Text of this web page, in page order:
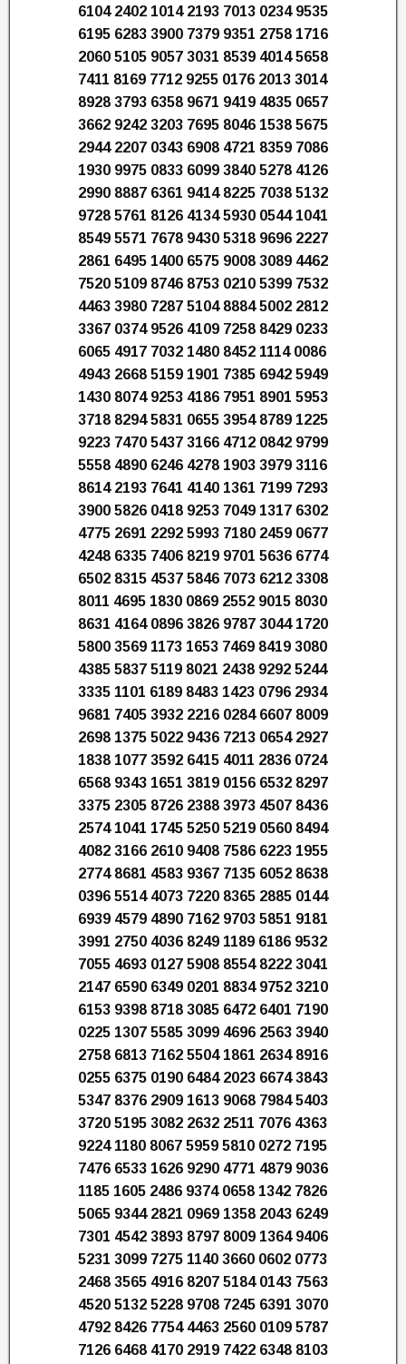
6104 2402 1014 2193 7013 0234 9535
6195 6283 3900 7379 9351 2758 1716
2060 5105 9057 3031 8539 4014 5658
7411 8169 7712 9255 0176 2013 3014
8928 3793 6358 9671 9419 4835 0657
3662 9242 3203 7695 8046 1538 5675
2944 2207 0343 6908 4721 8359 7086
1930 9975 0833 6099 3840 5278 4126
2990 8887 6361 9414 8225 7038 5132
9728 5761 8126 4134 5930 0544 1041
8549 5571 7678 9430 5318 9696 2227
2861 6495 1400 6575 9008 3089 4462
7520 5109 8746 8753 0210 5399 7532
4463 3980 7287 5104 8884 5002 2812
3367 0374 9526 4109 7258 8429 0233
6065 4917 7032 1480 8452 1114 0086
4943 2668 5159 1901 7385 6942 5949
1430 8074 9253 4186 7951 8901 5953
3718 8294 5831 0655 3954 8789 1225
9223 7470 5437 3166 4712 0842 9799
5558 4890 6246 4278 1903 3979 3116
8614 2193 7641 4140 1361 7199 7293
3900 5826 0418 9253 7049 1317 6302
4775 2691 2292 5993 7180 2459 0677
4248 6335 7406 8219 9701 5636 6774
6502 8315 4537 5846 7073 6212 3308
8011 4695 1830 0869 2552 9015 8030
8631 4164 0896 3826 9787 3044 1720
5800 3569 1173 1653 7469 8419 3080
4385 5837 5119 8021 2438 9292 5244
3335 1101 6189 8483 1423 0796 2934
9681 7405 3932 2216 0284 6607 8009
2698 1375 5022 9436 7213 0654 2927
1838 1077 3592 6415 4011 2836 0724
6568 9343 1651 3819 0156 6532 8297
3375 2305 8726 2388 3973 4507 8436
2574 1041 1745 5250 5219 0560 8494
4082 3166 2610 9408 7586 6223 1955
2774 8681 4583 9367 7135 6052 8638
0396 5514 4073 7220 8365 2885 0144
6939 4579 4890 7162 9703 5851 9181
3991 2750 4036 8249 1189 6186 9532
7055 4693 0127 5908 8554 8222 3041
2147 6590 6349 0201 8834 9752 3210
6153 9398 8718 3085 6472 6401 7190
0225 1307 5585 3099 4696 2563 3940
2758 6813 7162 5504 1861 2634 8916
0255 6375 0190 6484 2023 6674 3843
5347 8376 2909 1613 9068 7984 5403
3720 5195 3082 2632 2511 7076 4363
9224 1180 8067 5959 5810 0272 7195
7476 6533 1626 9290 4771 4879 9036
1185 1605 2486 9374 0658 1342 7826
5065 9344 2821 0969 1358 2043 6249
7301 4542 3893 8797 8009 1364 9406
5231 3099 7275 1140 3660 0602 0773
2468 3565 4916 8207 5184 0143 7563
4520 5132 5228 9708 7245 6391 3070
4792 8426 7754 4463 2560 0109 5787
7126 6468 4170 2919 7422 6348 8103